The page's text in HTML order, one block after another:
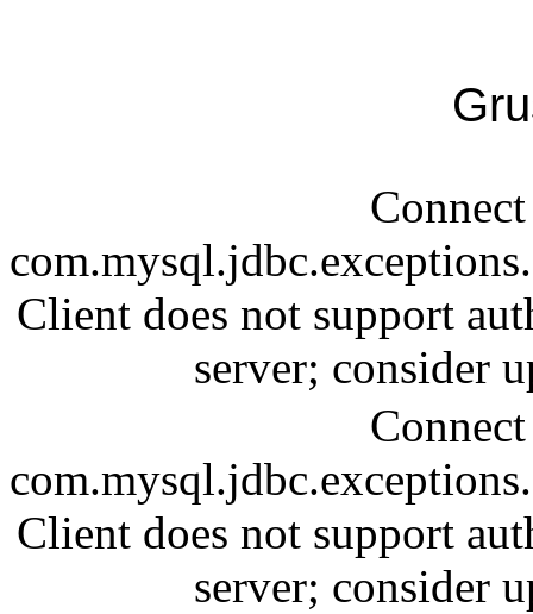
Client does not support
server; consider
Client does not support
server; consider